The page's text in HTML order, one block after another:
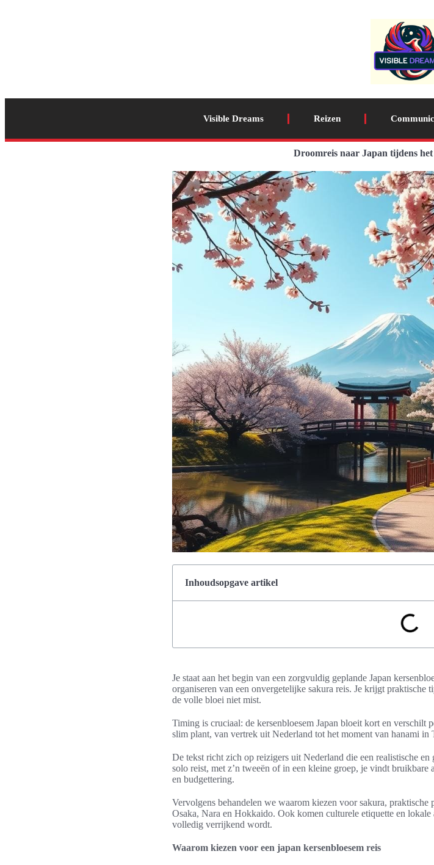
Visible Dreams Reizen
Droomreis naar Japan tijdens het
Inhoudsopgave artikel
Je staat aan het begin van een zorgvuldig geplande Japan
organiseren van een onvergetelijke sakura reis. Je krijgt praktische
de volle bloei niet mist.
Timing is cruciaal: de kersenbloesem Japan bloeit kort en verschilt
slim plant, van vertrek uit Nederland tot het moment van hanami
De tekst richt zich op reizigers uit Nederland die een realistische
solo reist, met z’n tweeën of in een kleine groep, je vindt
en budgettering.
Vervolgens behandelen we waarom kiezen voor sakura,
Osaka, Nara en Hokkaido. Ook komen culturele etiquette en
volledig verrijkend wordt.
Waarom kiezen voor een japan kersenbloesem reis